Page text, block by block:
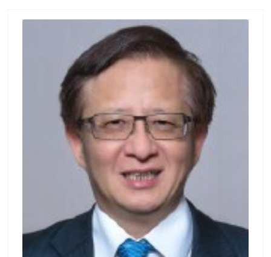
系統性創新2014年講師  工業局升級再造轉型
計畫(大甲幼獅工業區，2014年)三創領域專家顧
問  工業局升級再造轉型計畫(台中工業區，201
5年) 三創領域專家顧問  工業局4G台中創新創
業園區(2015~2017年) 草悟創業坊輔導顧問 
台中市摘星計畫創業基地(2015~2018年) 創業顧
問  中科管理局投資審議委員(2014~2018年)
中科(台中、后里、二林、中 興新村等場域)進駐
審議委員  彰師大、勤益科大、南開科大、大甲
幼獅工業區、中國醫大、雲科大…等演講創 新
系列講座講師  多家上市企業(上銀、大銀、晏
邦、鴻海企業專班等…) TRIZ課程顧問講師